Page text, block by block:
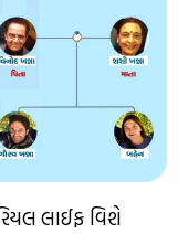
લાઈફ વિશે